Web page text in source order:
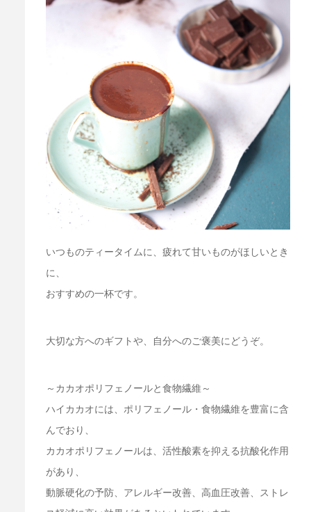
いつものティータイムに、疲れて甘いものがほしいとき
に、
おすすめの一杯です。
大切な方へのギフトや、自分へのご褒美にどうぞ。
～カカオポリフェノールと食物繊維～
ハイカカオには、ポリフェノール・食物繊維を豊富に含
んでおり、
カカオポリフェノールは、活性酸素を抑える抗酸化作用
があり、
動脈硬化の予防、アレルギー改善、高血圧改善、ストレ